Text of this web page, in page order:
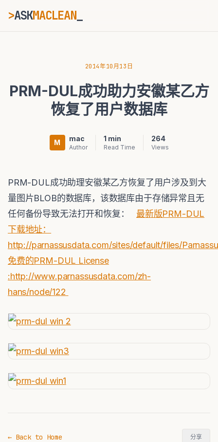
>ASKMACLEAN_
⌘K Ctrl+K
2014年10月13日
PRM-DUL成功助力安徽某乙方
恢复了用户数据库
M mac
Author
1 min
Read Time
264
Views
PRM-DUL成功助理安徽某乙方恢复了用户涉及到大
量图片BLOB的数据库，该数据库由于存储异常且无
任何备份导致无法打开和恢复： 最新版PRM-DUL
下载地址：
http://parnassusdata.com/sites/default/files/
免费的PRM-DUL License
:http://www.parnassusdata.com/zh-
hans/node/122
← Back to Home 分享